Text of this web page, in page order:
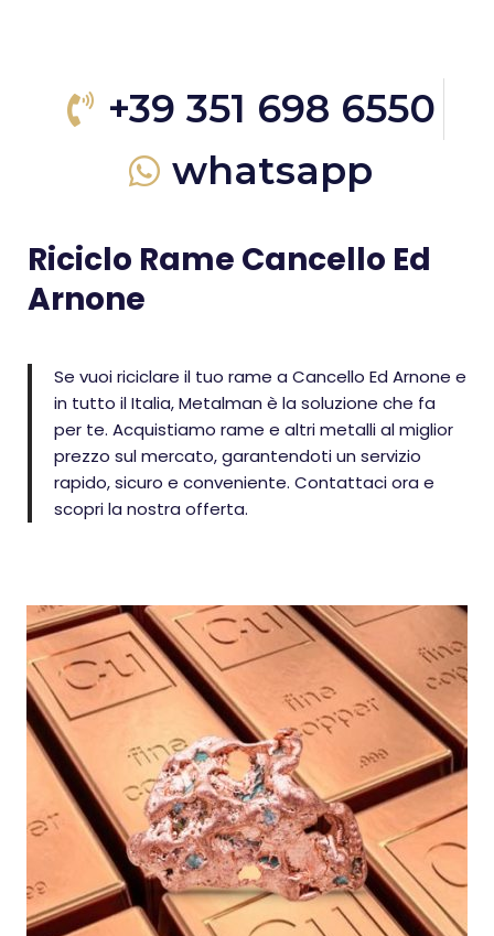
+39 351 698 6550
whatsapp
Riciclo Rame Cancello Ed
Arnone
Se vuoi riciclare il tuo rame a Cancello Ed Arnone e
in tutto il Italia, Metalman è la soluzione che fa
per te. Acquistiamo rame e altri metalli al miglior
prezzo sul mercato, garantendoti un servizio
rapido, sicuro e conveniente. Contattaci ora e
scopri la nostra offerta.